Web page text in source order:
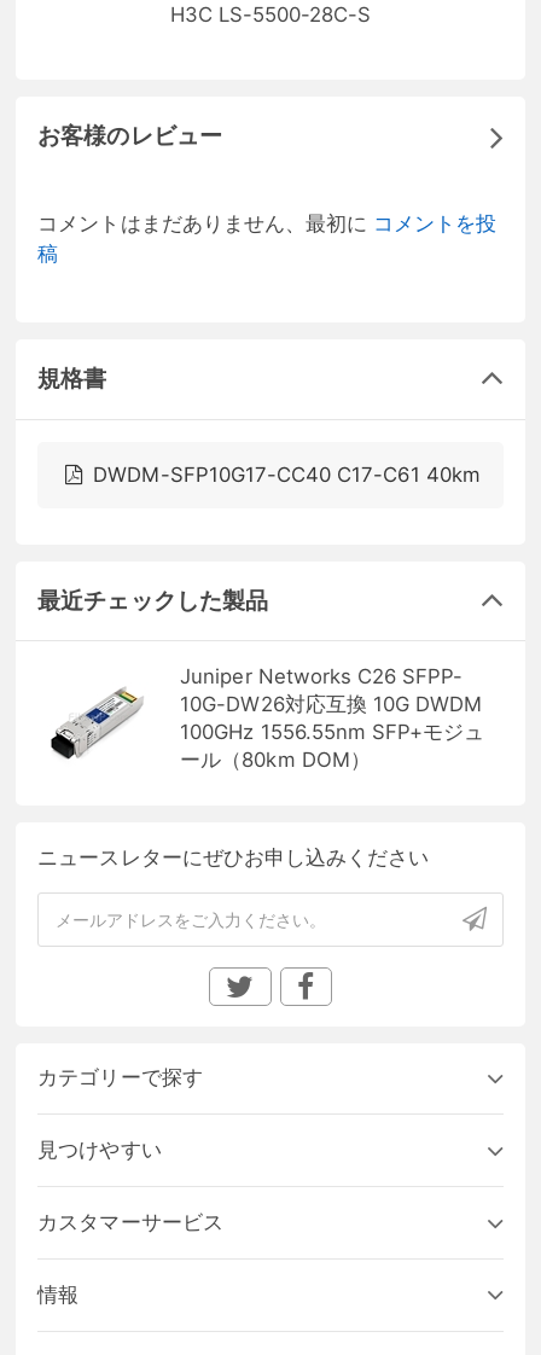
H3C LS-5500-28C-S
お客様のレビュー
コメントはまだありません、最初に コメントを投
稿
規格書
DWDM-SFP10G17-CC40 C17-C61 40km
最近チェックした製品
Juniper Networks C26 SFPP-
10G-DW26対応互換 10G DWDM
100GHz 1556.55nm SFP+モジュ
ール（80km DOM）
ニュースレターにぜひお申し込みください
カテゴリーで探す
見つけやすい
カスタマーサービス
情報